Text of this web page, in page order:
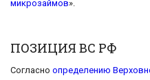
микрозаймов».
ПОЗИЦИЯ ВС РФ
Согласно определению